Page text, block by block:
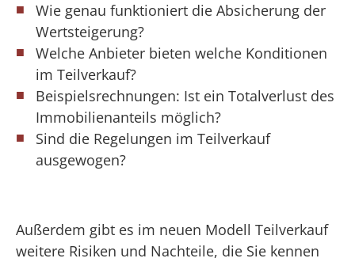
Wie genau funktioniert die Absicherung der
Wertsteigerung?
Welche Anbieter bieten welche Konditionen
im Teilverkauf?
Beispielsrechnungen: Ist ein Totalverlust des
Immobilienanteils möglich?
Sind die Regelungen im Teilverkauf
ausgewogen?
Außerdem gibt es im neuen Modell Teilverkauf
weitere Risiken und Nachteile, die Sie kennen